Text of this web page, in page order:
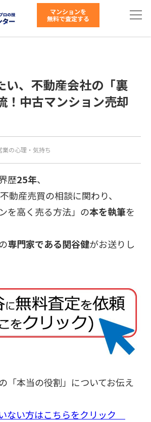
い、不動産会社の「裏
！中古マンション売却
業の心理・気持ち
歴25年、
動産売買の相談に関わり、
を高く売る方法」の本を執筆を
専門家である関谷健がお送りし
「本当の役割」についてお伝え
ない方はこちらをクリック